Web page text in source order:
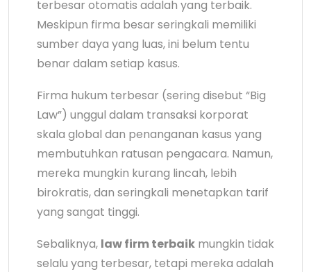
terbesar otomatis adalah yang terbaik.
Meskipun firma besar seringkali memiliki
sumber daya yang luas, ini belum tentu
benar dalam setiap kasus.
Firma hukum terbesar (sering disebut “Big
Law”) unggul dalam transaksi korporat
skala global dan penanganan kasus yang
membutuhkan ratusan pengacara. Namun,
mereka mungkin kurang lincah, lebih
birokratis, dan seringkali menetapkan tarif
yang sangat tinggi.
Sebaliknya, law firm terbaik mungkin tidak
selalu yang terbesar, tetapi mereka adalah